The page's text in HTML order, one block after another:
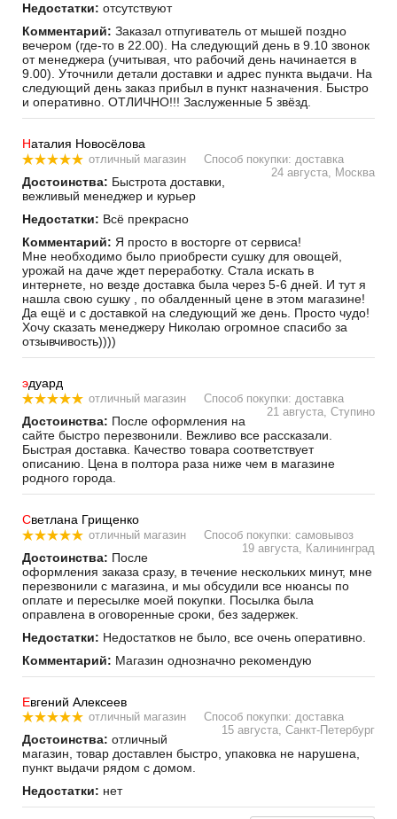
Недостатки: отсутствуют
Комментарий: Заказал отпугиватель от мышей поздно
вечером (где-то в 22.00). На следующий день в 9.10 звонок
от менеджера (учитывая, что рабочий день начинается в
9.00). Уточнили детали доставки и адрес пункта выдачи. На
следующий день заказ прибыл в пункт назначения. Быстро
и оперативно. ОТЛИЧНО!!! Заслуженные 5 звёзд.
Наталия Новосёлова
отличный магазин
Способ покупки: доставка
24 августа, Москва
Достоинства: Быстрота доставки,
вежливый менеджер и курьер
Недостатки: Всё прекрасно
Комментарий: Я просто в восторге от сервиса!
Мне необходимо было приобрести сушку для овощей,
урожай на даче ждет переработку. Стала искать в
интернете, но везде доставка была через 5-6 дней. И тут я
нашла свою сушку , по обалденный цене в этом магазине!
Да ещё и с доставкой на следующий же день. Просто чудо!
Хочу сказать менеджеру Николаю огромное спасибо за
отзывчивость))))
эдуард
отличный магазин
Способ покупки: доставка
21 августа, Ступино
Достоинства: После оформления на
сайте быстро перезвонили. Вежливо все рассказали.
Быстрая доставка. Качество товара соответствует
описанию. Цена в полтора раза ниже чем в магазине
родного города.
Светлана Грищенко
отличный магазин
Способ покупки: самовывоз
19 августа, Калининград
Достоинства: После
оформления заказа сразу, в течение нескольких минут, мне
перезвонили с магазина, и мы обсудили все нюансы по
оплате и пересылке моей покупки. Посылка была
оправлена в оговоренные сроки, без задержек.
Недостатки: Недостатков не было, все очень оперативно.
Комментарий: Магазин однозначно рекомендую
Евгений Алексеев
отличный магазин
Способ покупки: доставка
15 августа, Санкт-Петербург
Достоинства: отличный
магазин, товар доставлен быстро, упаковка не нарушена,
пункт выдачи рядом с домом.
Недостатки: нет